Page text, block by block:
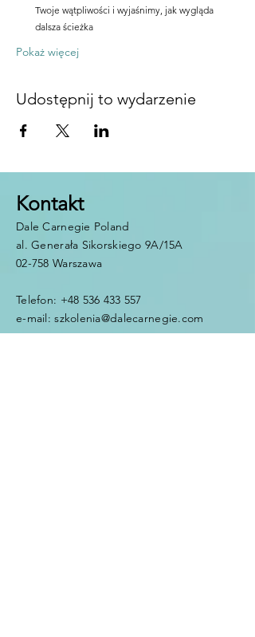
Twoje wątpliwości i wyjaśnimy, jak wygląda
dalsza ścieżka
Pokaż więcej
Udostępnij to wydarzenie
Kontakt
Dale Carnegie Poland
al. Generała Sikorskiego 9A/15A
02-758 Warszawa
Telefon: +48 536 433 557
e-mail:szkolenia@dalecarnegie.com